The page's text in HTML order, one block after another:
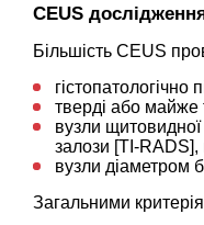
CEUS
Більшість CEUS
гістопатологічно
тверді або майже
вузли щитовидної
залози [TI-RADS],
вузли діаметром
Загальними